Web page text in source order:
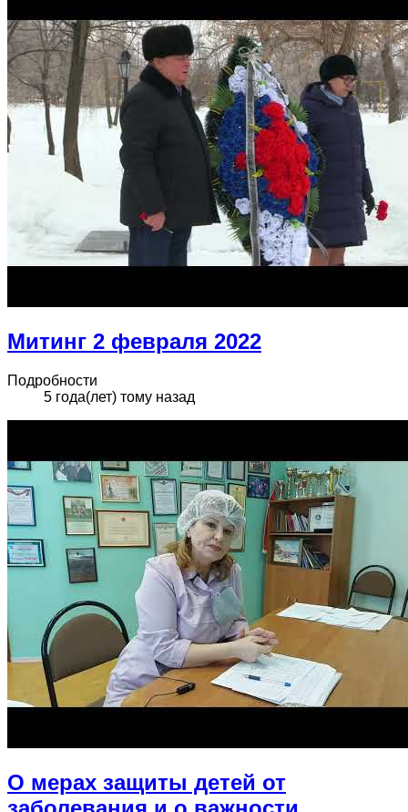
Митинг 2 февраля 2022
Подробности
5 года(лет) тому назад
О мерах защиты детей от